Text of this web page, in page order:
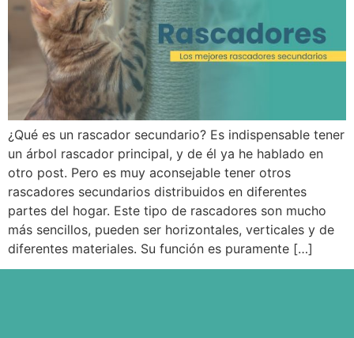
¿Qué es un rascador secundario? Es indispensable tener
un árbol rascador principal, y de él ya he hablado en
otro post. Pero es muy aconsejable tener otros
rascadores secundarios distribuidos en diferentes
partes del hogar. Este tipo de rascadores son mucho
más sencillos, pueden ser horizontales, verticales y de
diferentes materiales. Su función es puramente […]